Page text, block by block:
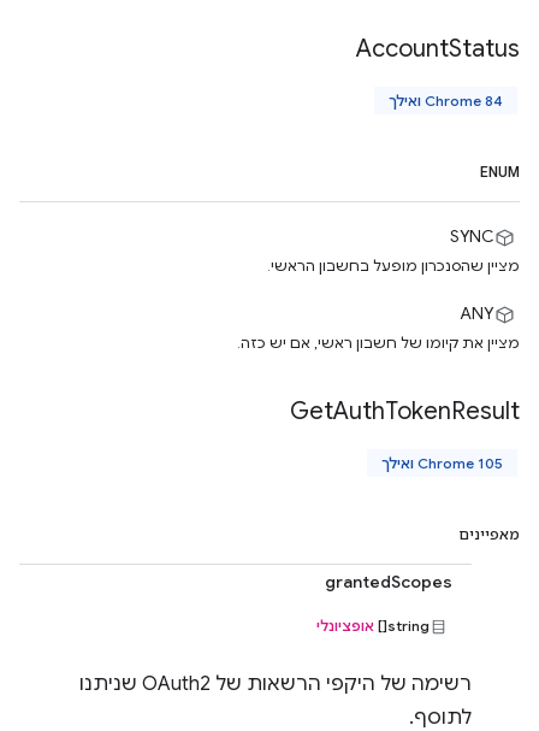
AccountStatus
Chrome 84 ואילך
ENUM
SYNC
מציין שהסנכרון מופעל בחשבון הראשי.
ANY
מציין את קיומו של חשבון ראשי, אם יש כזה.
GetAuthTokenResult
Chrome 105 ואילך
מאפיינים
grantedScopes
string[] אופציונלי
רשימה של היקפי הרשאות של OAuth2 שניתנו
לתוסף.